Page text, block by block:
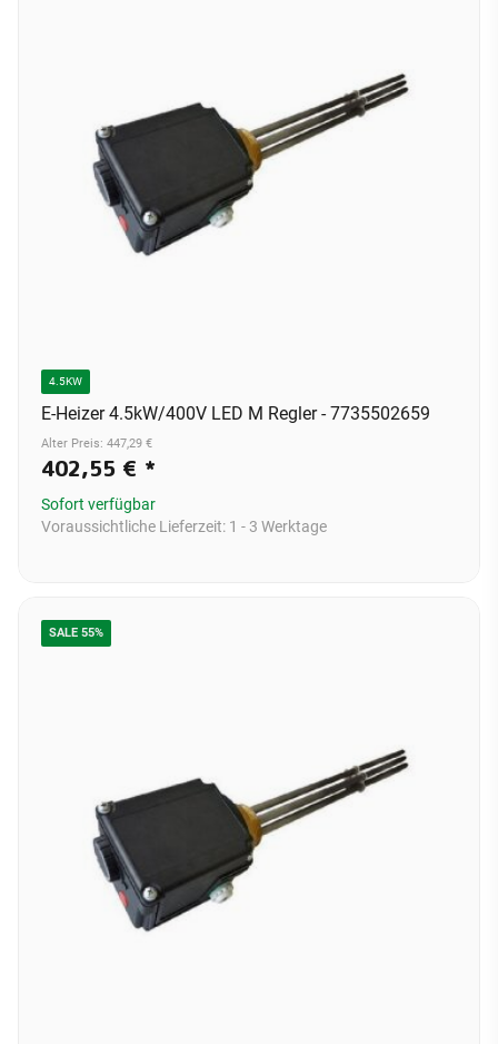
4.5KW
E-Heizer 4.5kW/400V LED M Regler - 7735502659
Alter Preis: 447,29 €
402,55 € *
Sofort verfügbar
Voraussichtliche Lieferzeit: 1 - 3 Werktage
SALE 55%